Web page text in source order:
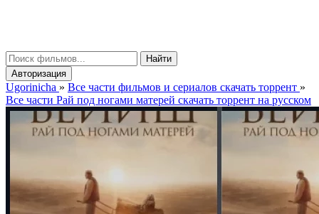
Найти
Авторизация
Ugorinicha » Все части фильмов и сериалов скачать торрент »
Все части Рай под ногами матерей скачать торрент на русском